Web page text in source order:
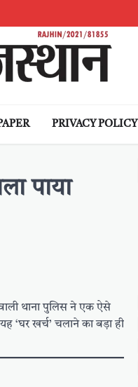
PRIVACY POLICY
पाया
थाना पुलिस ने एक ऐसे
‘घर खर्च’ चलाने का बड़ा ही